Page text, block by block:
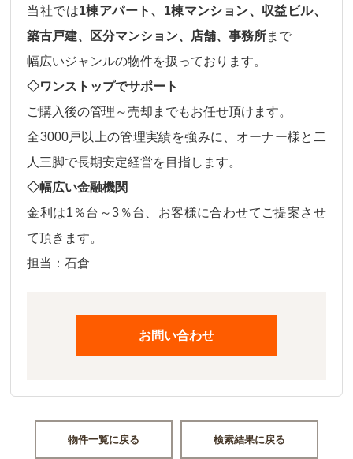
当社では1棟アパート、1棟マンション、収益ビル、
築古戸建、区分マンション、店舗、事務所まで
幅広いジャンルの物件を扱っております。
◇ワンストップでサポート
ご購入後の管理～売却 までもお任せ頂けます。
全3000戸以上の管理実績を強みに、オーナー様と二
人三脚で長期安定経営を目指します。
◇幅広い金融機関
金利は1％台～3％台、 お客様に合わせてご提案させ
て頂きます。
担当：石倉
お問い合わせ
物件一覧に戻る 検索結果に戻る